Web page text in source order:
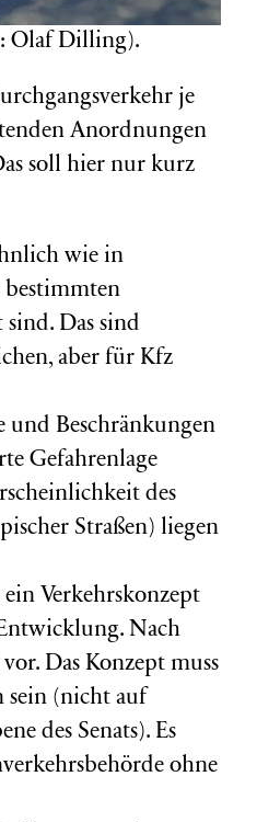
Olaf Dilling).
je
Anordnungen
soll hier nur kurz
wie in
bestimmten
Das sind
aber für Kfz
und Beschränkungen
Gefahrenlage
des
Straßen) liegen
Verkehrskonzept
Nach
Das Konzept muss
sein (nicht auf
des Senats). Es
ohne